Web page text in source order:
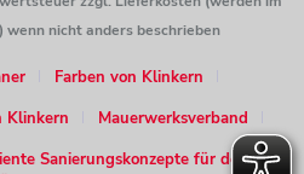
wenn nicht anders beschrieben
Farben von Klinkern
Klinkern
Mauerwerksverband
Sanierungskonzepte für den